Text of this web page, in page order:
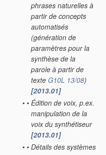
phrases naturelles à
partir de concepts
automatisés
(génération de
paramètres pour la
synthèse de la
parole à partir de
texte G10L 13/08)
[2013.01]
• • Édition de voix, p.ex.
manipulation de la
voix du synthétiseur
[2013.01]
• • Détails des systèmes